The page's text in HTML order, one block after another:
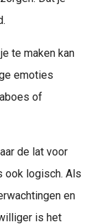
te maken kan
emoties
of
de lat voor
ook logisch. Als
en
is het